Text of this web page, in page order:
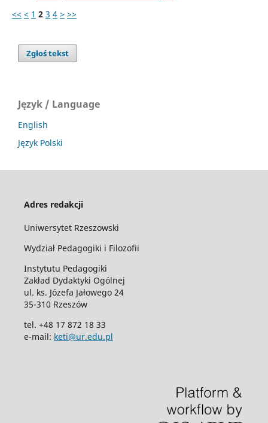
<< < 1 2 3 4 > >>
Zgłoś tekst
Język / Language
English
Język Polski
Adres redakcji
Uniwersytet Rzeszowski
Wydział Pedagogiki i Filozofii
Instytutu Pedagogiki
Zakład Dydaktyki Ogólnej
ul. ks. Józefa Jałowego 24
35-310 Rzeszów
tel. +48 17 872 18 33
e-mail: keti@ur.edu.pl